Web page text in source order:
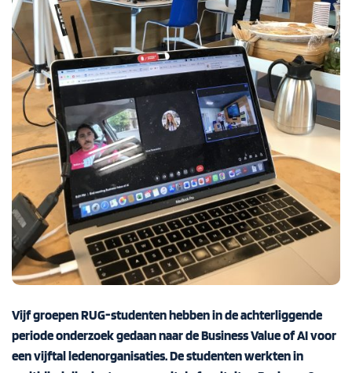
Vijf groepen RUG-studenten hebben in de achterliggende
periode onderzoek gedaannaar de Business Value of AIvoor
een vijftal ledenorganisaties. De studentenwerkten in